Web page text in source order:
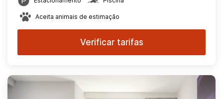
Aceita animais de estimação
Verificar tarifas